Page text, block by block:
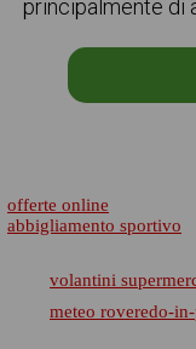
principalmente di
offerte online
abbigliamento sportivo
volantini
meteo roveredo-